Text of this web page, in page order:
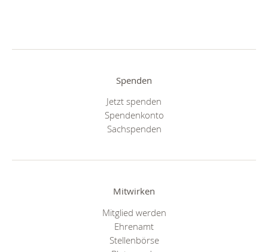
Spenden
Jetzt spenden
Spendenkonto
Sachspenden
Mitwirken
Mitglied werden
Ehrenamt
Stellenbörse